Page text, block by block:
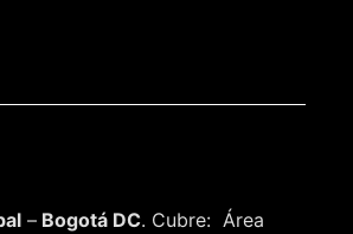
– Bogotá DC. Cubre: Área